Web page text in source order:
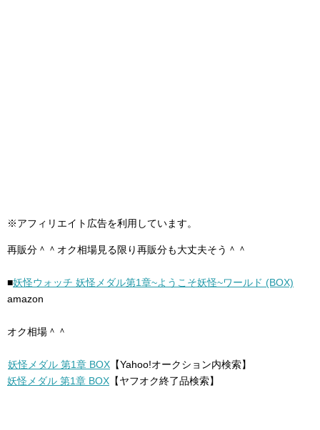
※アフィリエイト広告を利用しています。
再販分＾＾オク相場見る限り再販分も大丈夫そう＾＾
■妖怪ウォッチ 妖怪メダル第1章~ようこそ妖怪~ワールド (BOX)
amazon
オク相場＾＾
妖怪メダル 第1章 BOX 【Yahoo!オークション内検索】
妖怪メダル 第1章 BOX 【ヤフオク終了品検索】